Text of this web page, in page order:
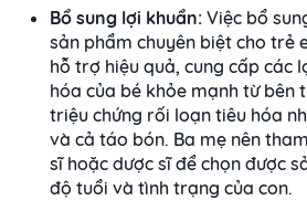
Bổ sung lợi khuẩn: Việc bổ
sản phẩm chuyên biệt cho trẻ
hỗ trợ hiệu quả, cung cấp các
hóa của bé khỏe mạnh từ bên
triệu chứng rối loạn tiêu hóa
và cả táo bón. Ba mẹ nên
sĩ hoặc dược sĩ để chọn được
độ tuổi và tình trạng của con.